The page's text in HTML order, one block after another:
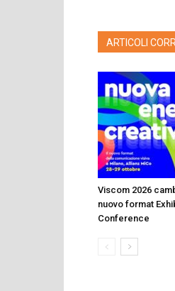
ARTICOLI
Viscom 2026
nuovo format
Conference